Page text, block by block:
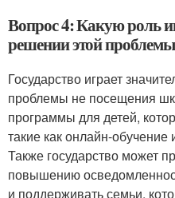
Вопрос 4: Какую роль
решении этой проблемы
Государство играет
проблемы не посещения
программы для детей,
такие как онлайн-
Также государство может
повышению
и поддерживать семьи,